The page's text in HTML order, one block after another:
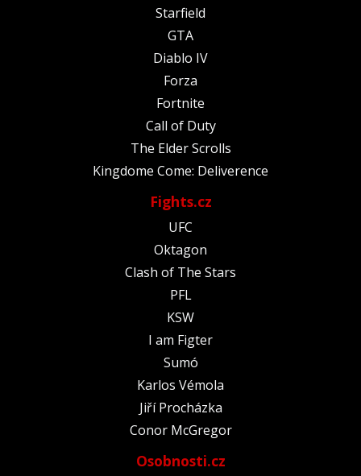
Starfield
GTA
Diablo IV
Forza
Fortnite
Call of Duty
The Elder Scrolls
Kingdome Come: Deliverence
Fights.cz
UFC
Oktagon
Clash of The Stars
PFL
KSW
I am Figter
Sumó
Karlos Vémola
Jiří Procházka
Conor McGregor
Osobnosti.cz